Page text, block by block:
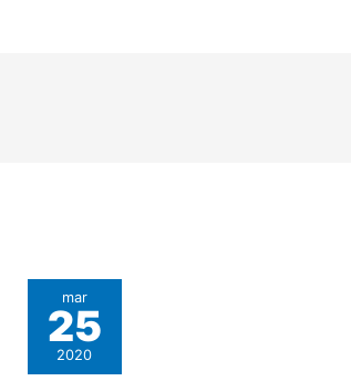
mar
25
2020